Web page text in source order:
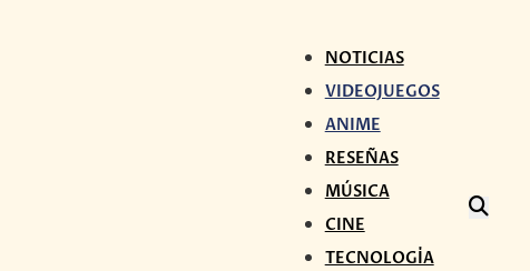
NOTICIAS
VIDEOJUEGOS
ANIME
RESEÑAS
MÚSICA
CINE
TECNOLOGÍA